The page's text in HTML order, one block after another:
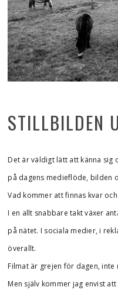
STILLBILDEN
Det är väldigt lätt att känna
på dagens medieflöde, bilden
Vad kommer att finnas kvar
I en allt snabbare takt växer
på nätet. I sociala medier, i
överallt.
Filmat är grejen för dagen,
Men själv kommer jag envist